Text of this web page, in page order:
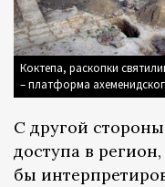
Коктепа, раскопки
– платформа
С другой
доступа в
бы